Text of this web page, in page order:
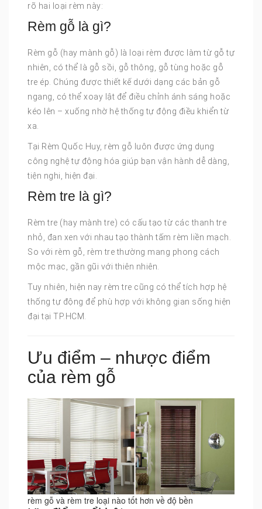
rõ hai loại rèm này:
Rèm gỗ là gì?
Rèm gỗ (hay mành gỗ) là loại rèm được làm từ gỗ tự
nhiên, có thể là gỗ sồi, gỗ thông, gỗ tùng hoặc gỗ
tre ép. Chúng được thiết kế dưới dạng các bản gỗ
ngang, có thể xoay lật để điều chỉnh ánh sáng hoặc
kéo lên – xuống nhờ hệ thống tự động điều khiển từ
xa.
Tại Rèm Quốc Huy, rèm gỗ luôn được ứng dụng
công nghệ tự động hóa giúp bạn vận hành dễ dàng,
tiện nghi, hiện đại.
Rèm tre là gì?
Rèm tre (hay mành tre) có cấu tạo từ các thanh tre
nhỏ, đan xen với nhau tạo thành tấm rèm liền mạch.
So với rèm gỗ, rèm tre thường mang phong cách
mộc mạc, gần gũi với thiên nhiên.
Tuy nhiên, hiện nay rèm tre cũng có thể tích hợp hệ
thống tự động để phù hợp với không gian sống hiện
đại tại TP.HCM.
Ưu điểm – nhược điểm
của rèm gỗ
rèm gỗ và rèm tre loại nào tốt hơn về độ bền